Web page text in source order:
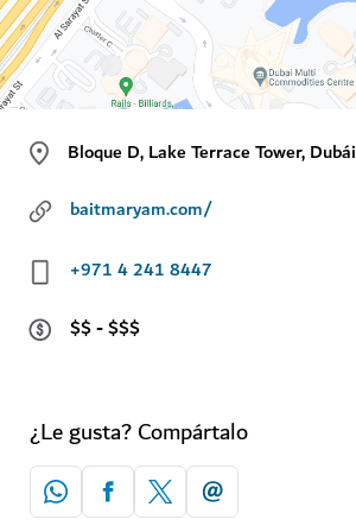
Bloque D, Lake Terrace Tower, Dubái
baitmaryam.com/
+971 4 241 8447
$$ - $$$
¿Le gusta? Compártalo